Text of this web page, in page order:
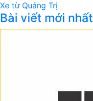
Xe từ Quảng Trị
Bài viết mới nhất